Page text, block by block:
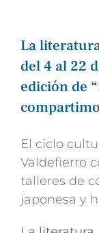
La
del 4 al 22
edición de
El ciclo
Valdefierro
talleres de
japonesa y